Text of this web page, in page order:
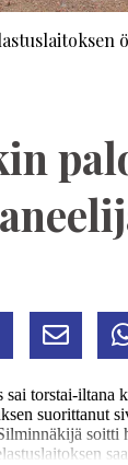
sai tors­tai-il­ta­na
suo­rit­ta­nut
soit­ti